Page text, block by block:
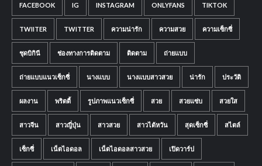
FACEBOOK IG INSTAGRAM ONLYFANS TIKTOK
TWIITER TWITTER ความน่ารัก ความสวย ความเซ็กซี่
ชุดบิกินี ช่องทางการติดตาม ติดตาม ถ่ายแบบ
ถ่ายแบบแนวเซ็กซี่ นางแบบ นางแบบสาวสวย น่ารัก ประวัติ
ผลงาน พริตตี้ รูปภาพแนวเซ็กซี่ สวย สวยแซ่บ สวยใส
สาวจีน สาวญี่ปุ่น สาวสวย สาวไต้หวัน สุดเซ็กซี่ สไตล์
เซ็กซี่ เน็ตไอดอล เน็ตไอดอลสาวสวย เปิดวาร์ป